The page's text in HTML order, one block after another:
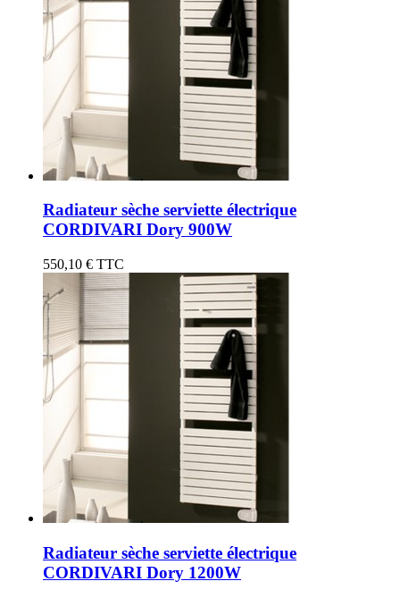
Radiateur sèche serviette électrique
CORDIVARI Dory 900W
550,10 € TTC
Radiateur sèche serviette électrique
CORDIVARI Dory 1200W